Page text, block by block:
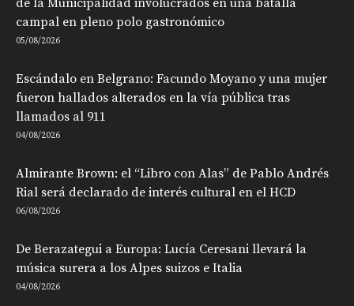
campal en pleno polo gastronómico
05/08/2026
Escándalo en Belgrano: Facundo Moyano y una mujer
fueron hallados alterados en la vía pública tras
llamados al 911
04/08/2026
Almirante Brown: el “Libro con Alas” de Pablo Andrés
Rial será declarado de interés cultural en el HCD
06/08/2026
De Berazategui a Europa: Lucía Ceresani llevará la
música surera a los Alpes suizos e Italia
04/08/2026